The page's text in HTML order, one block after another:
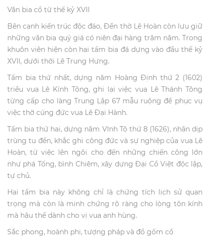
Văn bia cổ từ thế kỷ XVII
Bên cạnh kiến trúc độc đáo, Đền thờ Lê Hoàn còn lưu giữ
những văn bia quý giá có niên đại hàng trăm năm. Trong
khuôn viên hiện còn hai tấm bia đá dựng vào đầu thế kỷ
XVII, dưới thời Lê Trung Hưng.
Tấm bia thứ nhất, dựng năm Hoàng Định thứ 2 (1602)
triều vua Lê Kính Tông, ghi lại việc vua Lê Thánh Tông
từng cấp cho làng Trung Lập 67 mẫu ruộng để phục vụ
việc thờ cúng đức vua Lê Đại Hành.
Tấm bia thứ hai, dựng năm Vĩnh Tộ thứ 8 (1626), nhân dịp
trùng tu đền, khắc ghi công đức và sự nghiệp của vua Lê
Hoàn, từ việc lên ngôi cho đến những chiến công lớn
như phá Tống, bình Chiêm, xây dựng Đại Cồ Việt độc lập,
tự chủ.
Hai tấm bia này không chỉ là chứng tích lịch sử quan
trọng mà còn là minh chứng rõ ràng cho lòng tôn kính
mà hậu thế dành cho vị vua anh hùng.
Sắc phong, hoành phi, tượng pháp và đồ gốm cổ